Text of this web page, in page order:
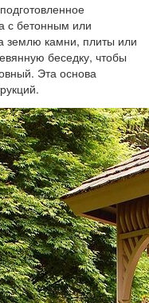
с бетонным или
землю камни, плиты или
беседку, чтобы
Эта основа